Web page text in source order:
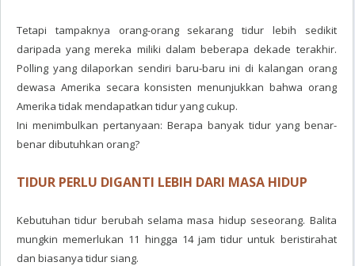
Tetapi tampaknya orang-orang sekarang tidur lebih sedikit
daripada yang mereka miliki dalam beberapa dekade terakhir.
Polling yang dilaporkan sendiri baru-baru ini di kalangan orang
dewasa Amerika secara konsisten menunjukkan bahwa orang
Amerika tidak mendapatkan tidur yang cukup.
Ini menimbulkan pertanyaan: Berapa banyak tidur yang benar-
benar dibutuhkan orang?
TIDUR PERLU DIGANTI LEBIH DARI MASA HIDUP
Kebutuhan tidur berubah selama masa hidup seseorang. Balita
mungkin memerlukan 11 hingga 14 jam tidur untuk beristirahat
dan biasanya tidur siang.